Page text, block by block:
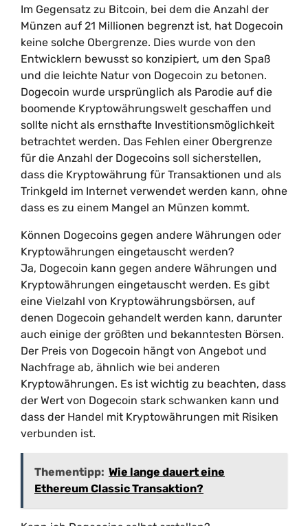
Im Gegensatz zu Bitcoin, bei dem die Anzahl der
Münzen auf 21 Millionen begrenzt ist, hat Dogecoin
keine solche Obergrenze. Dies wurde von den
Entwicklern bewusst so konzipiert, um den Spaß
und die leichte Natur von Dogecoin zu betonen.
Dogecoin wurde ursprünglich als Parodie auf die
boomende Kryptowährungswelt geschaffen und
sollte nicht als ernsthafte Investitionsmöglichkeit
betrachtet werden. Das Fehlen einer Obergrenze
für die Anzahl der Dogecoins soll sicherstellen,
dass die Kryptowährung für Transaktionen und als
Trinkgeld im Internet verwendet werden kann, ohne
dass es zu einem Mangel an Münzen kommt.
Können Dogecoins gegen andere Währungen oder
Kryptowährungen eingetauscht werden?
Ja, Dogecoin kann gegen andere Währungen und
Kryptowährungen eingetauscht werden. Es gibt
eine Vielzahl von Kryptowährungsbörsen, auf
denen Dogecoin gehandelt werden kann, darunter
auch einige der größten und bekanntesten Börsen.
Der Preis von Dogecoin hängt von Angebot und
Nachfrage ab, ähnlich wie bei anderen
Kryptowährungen. Es ist wichtig zu beachten, dass
der Wert von Dogecoin stark schwanken kann und
dass der Handel mit Kryptowährungen mit Risiken
verbunden ist.
Thementipp: Wie lange dauert eine
Ethereum Classic Transaktion?